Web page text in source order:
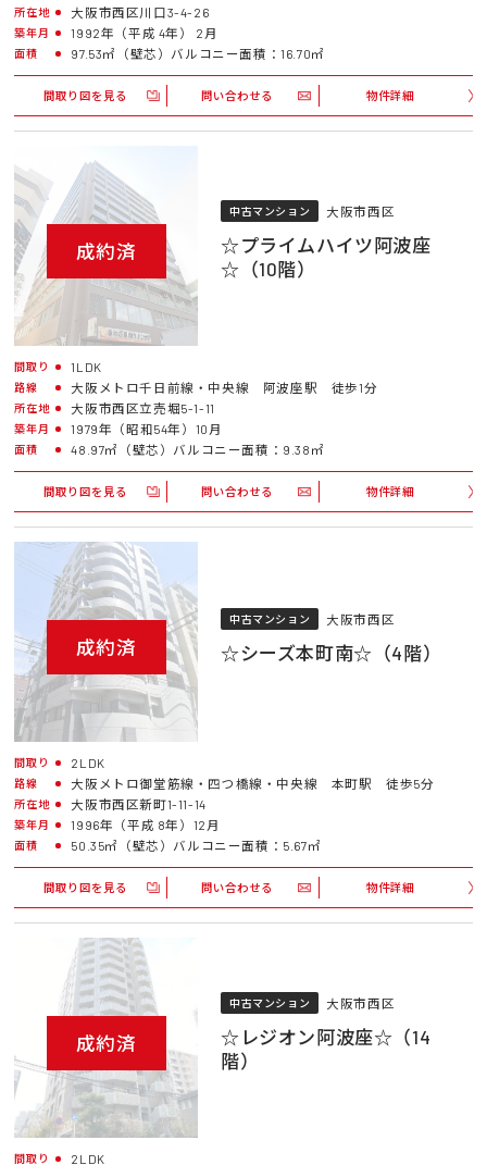
所在地 大阪市西区川口3-4-26
築年月 1992年（平成 4年） 2月
面積 97.53㎡（壁芯）バルコニー面積：16.70㎡
間取り図を見る 問い合わせる 物件詳細
成約済
中古マンション 大阪市西区
☆プライムハイツ阿波座
☆（10階）
間取り 1LDK
路線 大阪メトロ千日前線・中央線 阿波座駅 徒歩1分
所在地 大阪市西区立売堀5-1-11
築年月 1979年（昭和54年）10月
面積 48.97㎡（壁芯）バルコニー面積：9.38㎡
間取り図を見る 問い合わせる 物件詳細
成約済
中古マンション 大阪市西区
☆シーズ本町南☆（4階）
間取り 2LDK
路線 大阪メトロ御堂筋線・四つ橋線・中央線 本町駅 徒歩5分
所在地 大阪市西区新町1-11-14
築年月 1996年（平成 8年）12月
面積 50.35㎡（壁芯）バルコニー面積：5.67㎡
間取り図を見る 問い合わせる 物件詳細
成約済
中古マンション 大阪市西区
☆レジオン阿波座☆（14
階）
間取り 2LDK